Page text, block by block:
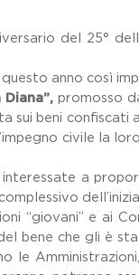
del 25°
anno così
promosso
sui beni
civile la
a
“giovani” e ai
bene che gli è
le